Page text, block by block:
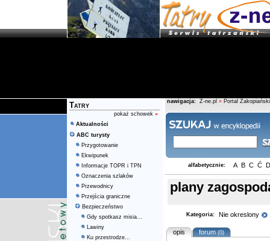
Tatry
pokaż schowek »
Aktualności
ABC turysty
Przygotowanie
Ekwipunek
Informacje TOPR i TPN
Oznaczenia szlaków
Przewodnicy
Przejścia graniczne
Bezpieczeństwo
Gdy spotkasz misia...
Lawiny
Ku przestrodze...
nawigacja: Z-ne.pl » Portal Zakopiański
alfabetycznie: A B C Ć D
plany
Kategoria: Nie okreslony
opis forum(0)